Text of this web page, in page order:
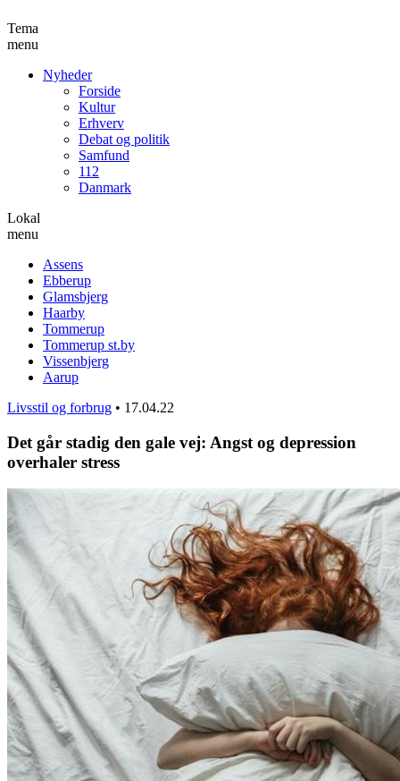
Tema
menu
Nyheder
Forside
Kultur
Erhverv
Debat og politik
Samfund
112
Danmark
Lokal
menu
Assens
Ebberup
Glamsbjerg
Haarby
Tommerup
Tommerup st.by
Vissenbjerg
Aarup
Livsstil og forbrug • 17.04.22
Det går stadig den gale vej: Angst og depression
overhaler stress